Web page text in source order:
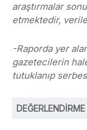
araştırmalar
etmektedir,
-Raporda yer
gazetecilerin
tutuklanıp
DEĞERLENDİRME